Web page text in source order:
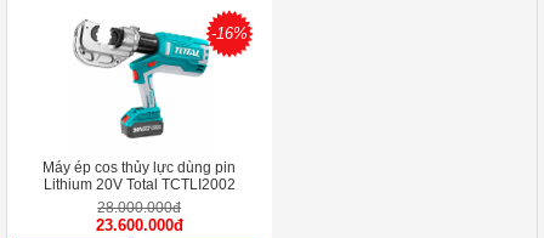
-16%
Máy ép cos thủy lực dùng pin
Lithium 20V Total TCTLI2002
28.000.000đ
23.600.000đ